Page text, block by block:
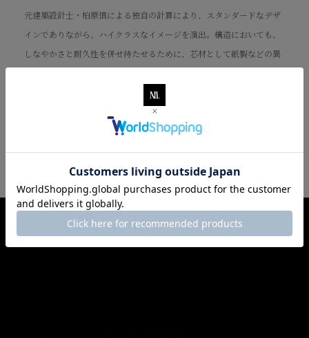
元建築設計士・柏原慎による独自の計算により、スタンダードなデザ
インでありながら、ハイクラスなイメージを演出。構造においても、
しなやかさと耐久性を併せ持たせるために、芯材として紙製などの異
す。また、芯材や各パーツを0.05mm〜0.1mm単位で厚さ調整するこ
とで、薄いながらも気品があって軽やかな印象を醸成。さらに、総手
縫いによる繊細なステッチと、手間暇を掛けた丁寧なコバ仕上げが、
シンプルでありながらもハイクオリティへと導いています。
How to use